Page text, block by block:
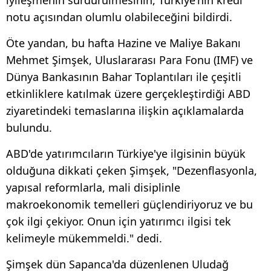
notu açısından olumlu olabileceğini bildirdi.
Öte yandan, bu hafta Hazine ve Maliye Bakanı
Mehmet Şimşek, Uluslararası Para Fonu (IMF) ve
Dünya Bankasının Bahar Toplantıları ile çeşitli
etkinliklere katılmak üzere gerçekleştirdiği ABD
ziyaretindeki temaslarına ilişkin açıklamalarda
bulundu.
ABD'de yatırımcıların Türkiye'ye ilgisinin büyük
olduğuna dikkati çeken Şimşek, "Dezenflasyonla,
yapısal reformlarla, mali disiplinle
makroekonomik temelleri güçlendiriyoruz ve bu
çok ilgi çekiyor. Onun için yatırımcı ilgisi tek
kelimeyle mükemmeldi." dedi.
Şimşek dün Sapanca'da düzenlenen Uludağ